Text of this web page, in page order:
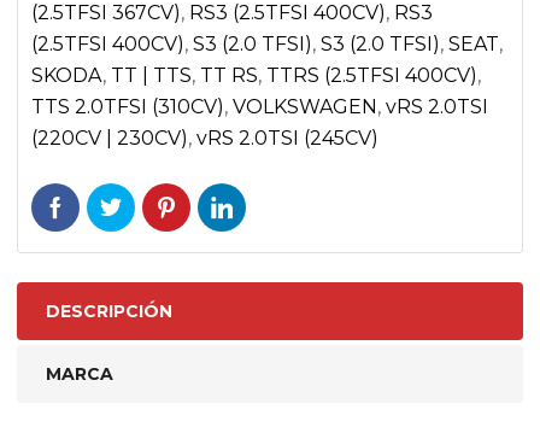
MK7
GTI,R
cantidad
(2.5TFSI 367CV), RS3 (2.5TFSI 400CV), RS3
(2.5TFSI 400CV), S3 (2.0 TFSI), S3 (2.0 TFSI), SEAT,
SKODA, TT | TTS, TT RS, TTRS (2.5TFSI 400CV),
TTS 2.0TFSI (310CV), VOLKSWAGEN , vRS 2.0TSI
(220CV | 230CV), vRS 2.0TSI (245CV)
DESCRIPCIÓN
MARCA